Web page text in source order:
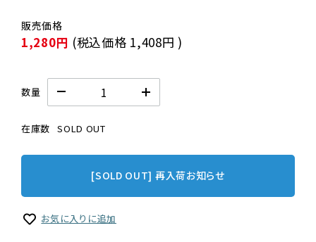
1,280円 (税込価格 1,408円 )
数量
在庫数 SOLD OUT
[SOLD OUT] 再入荷お知らせ
お気に入りに追加